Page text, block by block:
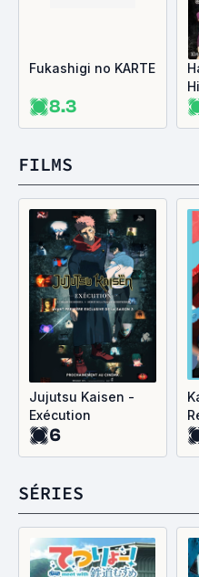
Fukashigi no KARTE
8.3
FILMS
Jujutsu Kaisen -
Exécution
6
SÉRIES